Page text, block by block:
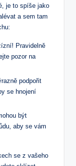
je to spíše jako
a sem tam
Pravidelně
pozor na
podpořit
se hnojení
být
aby se vám
se z vašeho